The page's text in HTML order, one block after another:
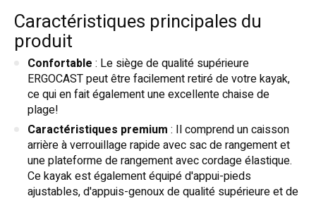
Caractéristiques principales du
produit
Confortable : Le siège de qualité supérieure
ERGOCAST peut être facilement retiré de votre kayak,
ce qui en fait également une excellente chaise de
plage!
Caractéristiques premium : Il comprend un caisson
arrière à verrouillage rapide avec sac de rangement et
une plateforme de rangement avec cordage élastique.
Ce kayak est également équipé d'appui-pieds
ajustables, d'appuis-genoux de qualité supérieure et de